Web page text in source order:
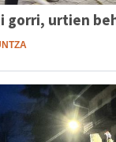
gorri, urtien